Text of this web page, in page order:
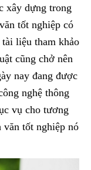
xây dựng trong
tốt nghiệp có
liệu tham khảo
cũng chở nên
nay đang được
nghệ thông
vụ cho tương
tốt nghiệp nó